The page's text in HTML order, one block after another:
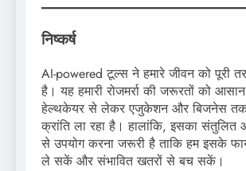
निष्कर्ष
AI-powered टूल्स ने हमारे जीवन को पूरी
है। यह हमारी रोजमर्रा की जरूरतों को
हेल्थकेयर से लेकर एजुकेशन और बिजनेस तक
क्रांति ला रहा है। हालांकि, इसका संतुलित
से उपयोग करना जरूरी है ताकि हम इसके
ले सकें और संभावित खतरों से बच सकें।